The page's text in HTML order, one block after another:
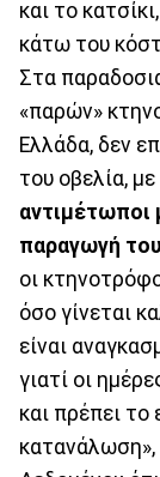
και το
κάτω του
Στα
«παρών»
Ελλάδα, δεν
του οβελία,
αντιμέτωποι
παραγωγή
οι
όσο γίνεται
είναι
γιατί οι
και πρέπει το